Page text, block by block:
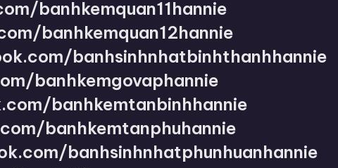
banhkemquan11hannie
banhkemquan12hannie
banhsinhnhatbinhthanhhannie
banhkemgovaphannie
banhkemtanbinhhannie
banhkemtanphuhannie
banhsinhnhatphunhuanhannie